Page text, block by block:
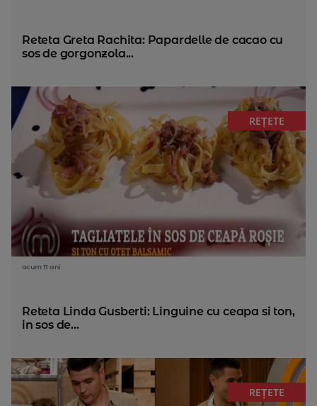
Reteta Greta Rachita: Papardelle de cacao cu
sos de gorgonzola...
REȚETE
acum 11 ani
Reteta Linda Gusberti: Linguine cu ceapa si ton,
in sos de...
REȚETE